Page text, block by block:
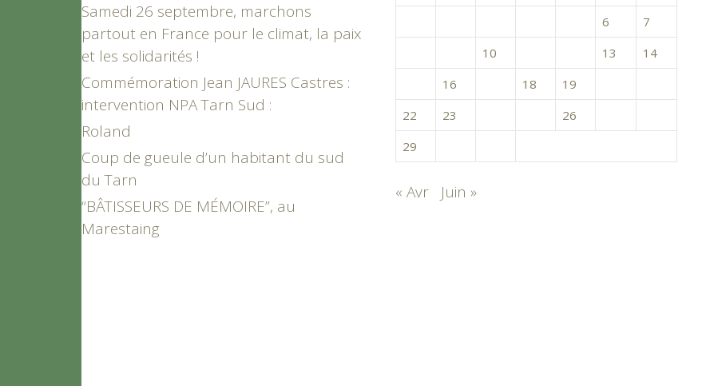
Samedi 26 septembre, marchons
partout en France pour le climat, la paix
et les solidarités !
Commémoration Jean JAURES Castres :
intervention NPA Tarn Sud :
Roland
Coup de gueule d’un habitant du sud
du Tarn
“BÂTISSEURS DE MÉMOIRE”, au
Marestaing
6
7
10 13
14
16 18 19
22
23 26
29
« Avr Juin »